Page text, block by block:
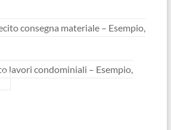
consegna materiale – Esempio,
lavori condominiali – Esempio,